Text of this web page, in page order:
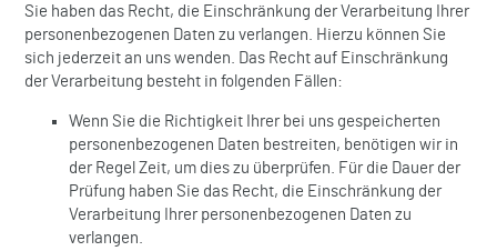
Sie haben das Recht, die Einschränkung der Verarbeitung Ihrer
personenbezogenen Daten zu verlangen. Hierzu können Sie
sich jederzeit an uns wenden. Das Recht auf Einschränkung
der Verarbeitung besteht in folgenden Fällen:
Wenn Sie die Richtigkeit Ihrer bei uns gespeicherten
personenbezogenen Daten bestreiten, benötigen wir in
der Regel Zeit, um dies zu überprüfen. Für die Dauer der
Prüfung haben Sie das Recht, die Einschränkung der
Verarbeitung Ihrer personenbezogenen Daten zu
verlangen.